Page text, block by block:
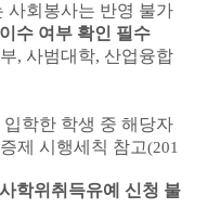
사회봉사는 반영 불가
수 여부 확인 필수
, 사범대학, 산업융합
학한 학생 중 해당자
제 시행세칙 참고(201
학위취득유예 신청 불